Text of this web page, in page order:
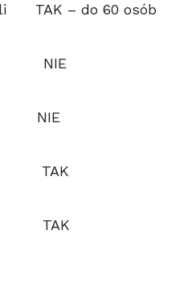
TAK – do 60 osób
NIE
NIE
TAK
TAK